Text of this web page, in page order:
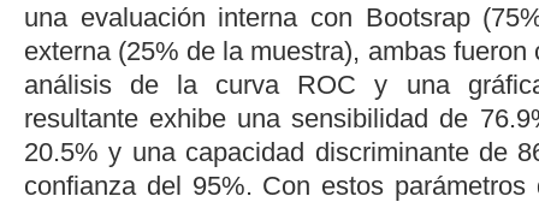
una evaluación interna con Bootsrap
externa (25% de la muestra), ambas
análisis de la curva ROC y una
resultante exhibe una sensibilidad de
20.5% y una capacidad discriminante de
confianza del 95%. Con estos